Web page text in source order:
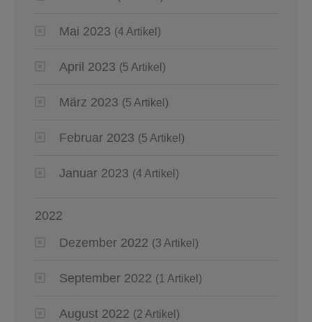
Mai 2023 (4 Artikel)
April 2023 (5 Artikel)
März 2023 (5 Artikel)
Februar 2023 (5 Artikel)
Januar 2023 (4 Artikel)
2022
Dezember 2022 (3 Artikel)
September 2022 (1 Artikel)
August 2022 (2 Artikel)